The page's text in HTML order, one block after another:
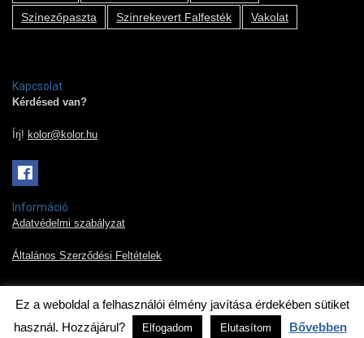
Színezőpaszta
Színrekevert Falfesték Vakolat
Kapcsolat
Kérdésed van?
Írj! kolor@kolor.hu
Információ
Adatvédelmi szabályzat
Általános Szerződési Feltételek
2019 © Kolor Pont Kft.
Ez a weboldal a felhasználói élmény javítása érdekében sütiket
használ. Hozzájárul?
Elfogadom Elutasítom Bővebben